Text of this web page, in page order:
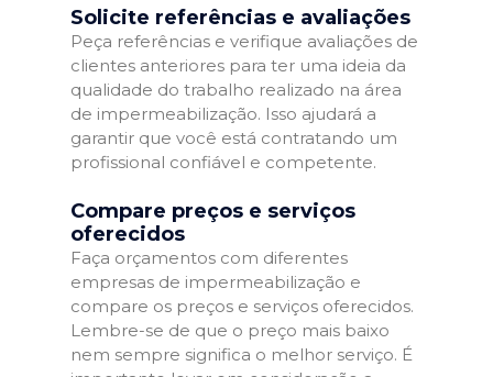
Solicite referências e avaliações
Peça referências e verifique avaliações de
clientes anteriores para ter uma ideia da
qualidade do trabalho realizado na área
de impermeabilização. Isso ajudará a
garantir que você está contratando um
profissional confiável e competente.
Compare preços e serviços
oferecidos
Faça orçamentos com diferentes
empresas de impermeabilização e
compare os preços e serviços oferecidos.
Lembre-se de que o preço mais baixo
nem sempre significa o melhor serviço. É